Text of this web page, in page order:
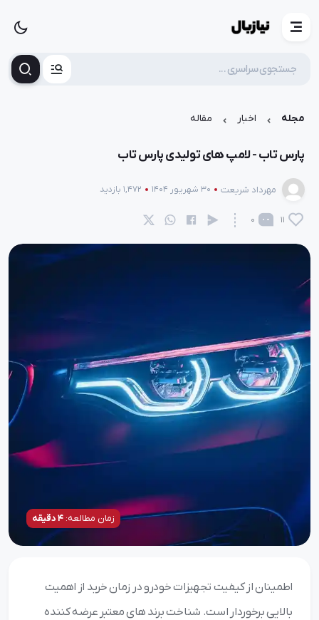
مجله اخبار مقاله
پارس تاب - لامپ های تولیدی پارس تاب
مهرداد شریعت 30 شهریور 1404 1,472 بازدید
11
0
زمان مطالعه: 4 دقیقه
اطمینان از کیفیت تجهیزات خودرو در زمان خرید از اهمیت
بالایی برخوردار است. شناخت برند های معتبر عرضه کننده